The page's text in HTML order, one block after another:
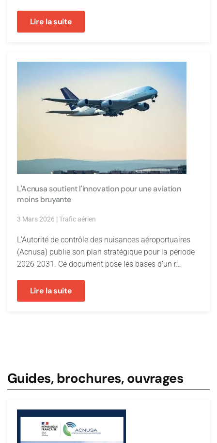
Lire la suite
L'Acnusa soutient l'innovation pour une aviation
moins bruyante
3 Mars 2026 | Trafic aérien
L’Autorité de contrôle des nuisances aéroportuaires
(Acnusa) publie son plan stratégique pour la période
2026-2031. Ce document pose les bases d’un r…
Lire la suite
Guides, brochures, ouvrages